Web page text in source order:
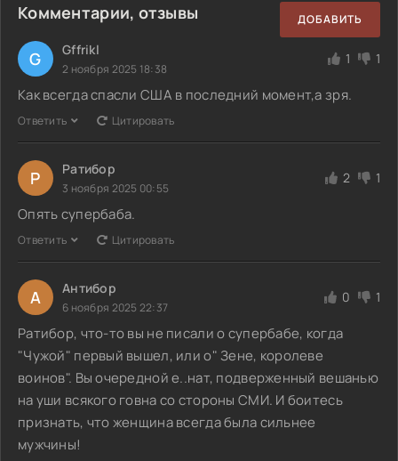
Комментарии, отзывы ДОБАВИТЬ
G Gffrikl
2 ноября 2025 18:38
1 1
Как всегда спасли США в последний момент,а зря.
Ответить Цитировать
Р Ратибор
3 ноября 2025 00:55
2 1
Опять супербаба.
Ответить Цитировать
А Антибор
6 ноября 2025 22:37
0 1
Ратибор, что-то вы не писали о супербабе, когда
"Чужой" первый вышел, или о" Зене, королеве
воинов". Вы очередной е..нат, подверженный вешанью
на уши всякого говна со стороны СМИ. И боитесь
признать, что женщина всегда была сильнее
мужчины!